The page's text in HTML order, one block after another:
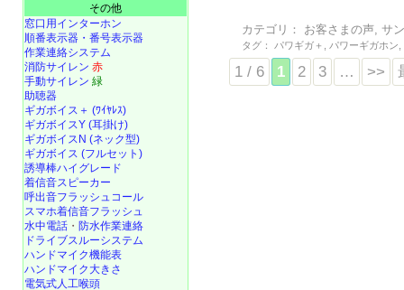
カテゴリ： お客さまの声 ,サ
タグ： パワギガ＋ パワーギガホン
1 / 6 1 2 3 … >>
その他
窓口用インターホン
順番表示器・番号表示器
作業連絡システム
消防サイレン 赤
手動サイレン 緑
助聴器
ギガボイス＋ (ﾜｲﾔﾚｽ)
ギガボイスY (耳掛け)
ギガボイスN (ネック型)
ギガボイス (フルセット)
誘導棒ハイグレード
着信音スピーカー
呼出音フラッシュコール
スマホ着信音フラッシュ
水中電話 ・ 防水作業連絡
ドライブスルーシステム
ハンドマイク機能表
ハンドマイク大きさ
電気式人工喉頭